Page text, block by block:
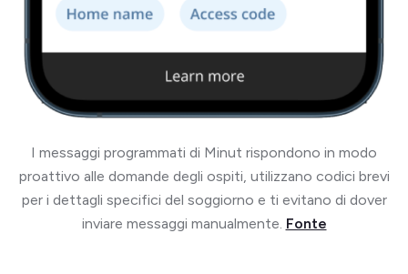
I messaggi programmati di Minut rispondono in modo
proattivo alle domande degli ospiti, utilizzano codici brevi
per i dettagli specifici del soggiorno e ti evitano di dover
inviare messaggi manualmente. Fonte